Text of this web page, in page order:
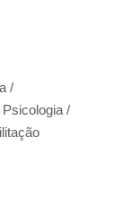
/
Psicologia /